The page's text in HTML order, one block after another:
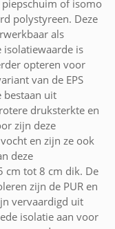
of isomo
polystyreen. Deze
als
isolatiewaarde is
opteren voor
van de EPS
bestaan uit
druksterkte en
zijn deze
en zijn ze ook
deze
cm tot 8 cm dik. De
zijn de PUR en
vervaardigd uit
isolatie aan voor